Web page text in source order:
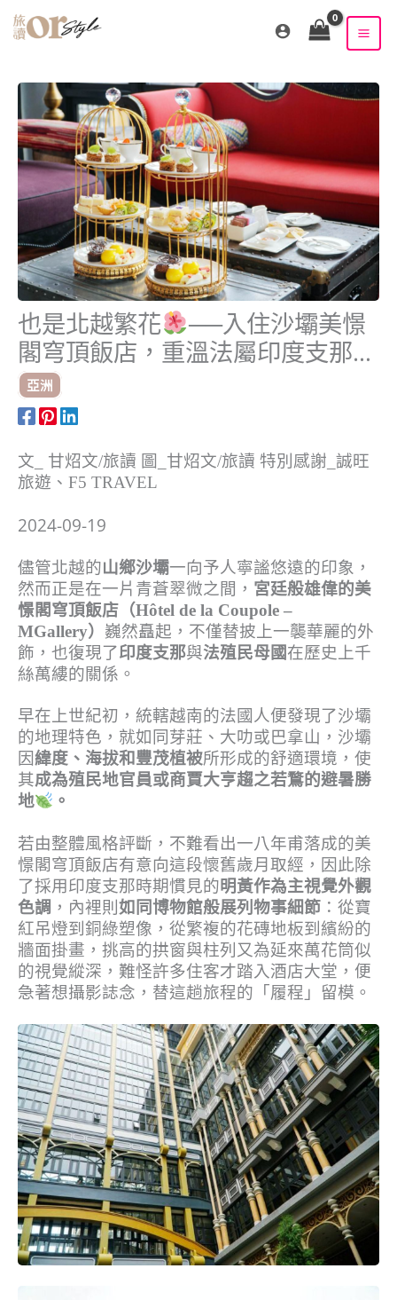
也是北越繁花
──入住沙壩美憬
閣穹頂飯店，重溫法屬印度支那歲
月流光
亞洲
文_ 甘炤文/旅讀 圖_甘炤文/旅讀 特別感謝_誠旺
旅遊、F5 TRAVEL
2024-09-19
儘管北越的山鄉沙壩一向予人寧謐悠遠的印象，
然而正是在一片青蒼翠微之間， 宮廷般雄偉的美
憬閣穹頂飯店（Hôtel de la Coupole –
MGallery） 巍然矗起，不僅替披上一襲華麗的外
飾，也復現了印度支那與法殖民母國在歷史上千
絲萬縷的關係。
早在上世紀初，統轄越南的法國人便發現了沙壩
的地理特色，就如同芽莊、大叻或巴拿山，沙壩
因緯度、海拔和豐茂植被所形成的舒適環境，使
其成為殖民地官員或商賈大亨趨之若鶩的避暑勝
地
。
若由整體風格評斷，不難看出一八年甫落成的美
憬閣穹頂飯店有意向這段懷舊歲月取經，因此除
了採用印度支那時期慣見的明黃作為主視覺外觀
色調 ，內裡則 如同博物館般展列物事細節 ：從寶
紅吊燈到銅綠塑像，從繁複的花磚地板到繽紛的
牆面掛畫，挑高的拱窗與柱列又為延來萬花筒似
的視覺縱深，難怪許多住客才踏入酒店大堂，便
急著想攝影誌念，替這趟旅程的「履程」留模。